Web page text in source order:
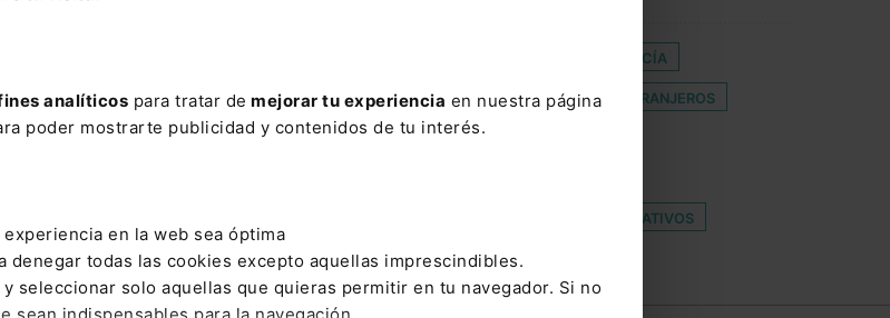
analíticos para tratar de mejorar tu experiencia en nuestra página
poder mostrarte publicidad y contenidos de tu interés.
en la web sea óptima
denegar todas las cookies excepto aquellas imprescindibles.
seleccionar solo aquellas que quieras permitir en tu navegador. Si no
CONSEJO GENERAL DE LA ABOGACÍA
DELITO CONTINUADO CONTRA LOS DERECHOS DE LOS CIUDADANOS EXTRANJEROS
DNI ELECTRÓNICO EXMUJER FERNANDEZ-LAYOS
PLAZOS ADMINISTRATIVOS